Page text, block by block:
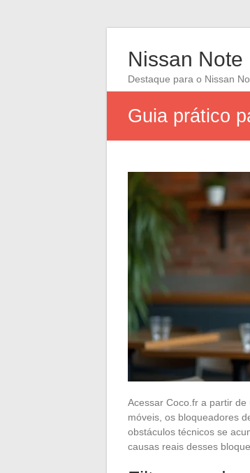
Nissan Note
Destaque para o Nissan
Guia prático
Acessar Coco.fr a partir
móveis, os bloqueadores
obstáculos técnicos se
causas reais desses